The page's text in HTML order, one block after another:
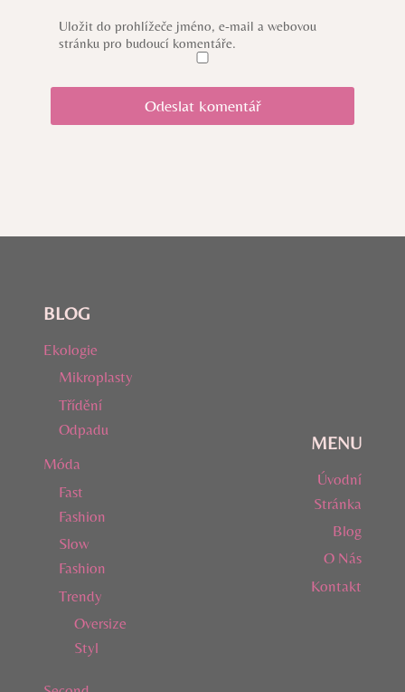
Uložit do prohlížeče jméno, e-mail a webovou
stránku pro budoucí komentáře.
BLOG
Ekologie
Mikroplasty
Třídění
Odpadu
Móda
Fast
Fashion
Slow
Fashion
Trendy
Oversize
Styl
MENU
Úvodní
Stránka
Blog
O Nás
Kontakt